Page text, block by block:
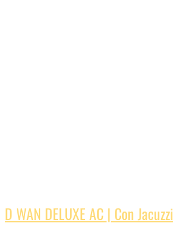
D WAN DELUXE AC | Con Jacuzzi